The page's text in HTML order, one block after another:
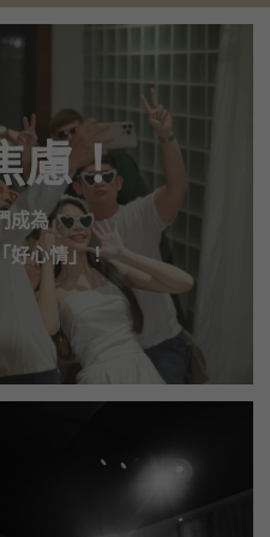
慮！
成為
好心情」！